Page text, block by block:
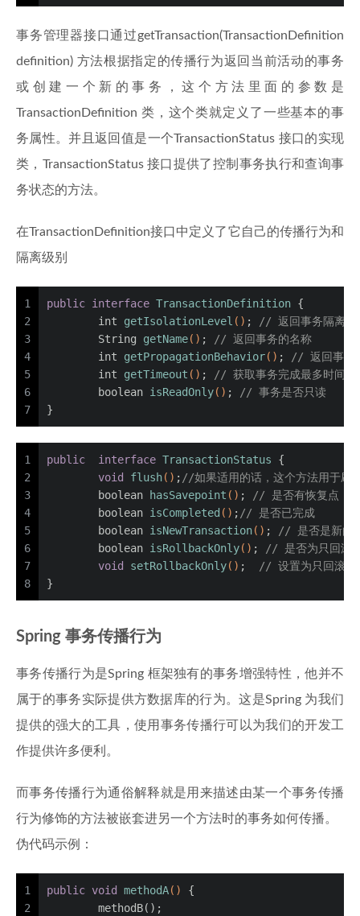
事务管理器接口通过getTransaction(TransactionDefinition
definition) 方法根据指定的传播行为返回当前活动的事务
或创建一个新的事务，这个方法里面的参数是
TransactionDefinition 类，这个类就定义了一些基本的事
务属性。并且返回值是一个TransactionStatus 接口的实现
类，TransactionStatus 接口提供了控制事务执行和查询事
务状态的方法。
在TransactionDefinition接口中定义了它自己的传播行为和
隔离级别
1
2
3
4
5
6
7
public interface TransactionDefinition {
int
getIsolationLevel () ;
// 返回事务隔离级
	String
getName() ;
// 返回事务的名称
int
getPropagationBehavior() ;
// 返回事务
int
getTimeout () ;
// 获取事务完成最多时间
boolean isReadOnly() ;
// 事务是否只读
}
1
2
3
4
5
6
7
8
public interface TransactionStatus {
void
flush() ; //如果适用的话，这个方法用于刷
boolean
hasSavepoint () ;
// 是否有恢复点
boolean isCompleted () ; // 是否已完成
boolean isNewTransaction() ;
// 是否是新的
boolean isRollbackOnly() ;
// 是否为只回滚
void
setRollbackOnly() ;
// 设置为只回滚
}
Spring 事务传播行为
事务传播行为是Spring 框架独有的事务增强特性，他并不
属于的事务实际提供方数据库的行为。这是Spring 为我们
提供的强大的工具，使用事务传播行可以为我们的开发工
作提供许多便利。
而事务传播行为通俗解释就是用来描述由某一个事务传播
行为修饰的方法被嵌套进另一个方法时的事务如何传播。
伪代码示例：
1
2
public void methodA()
{
	methodB();